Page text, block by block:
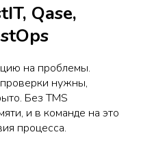
Qase,
на проблемы.
нужны,
Без TMS
и в команде на это
процесса.